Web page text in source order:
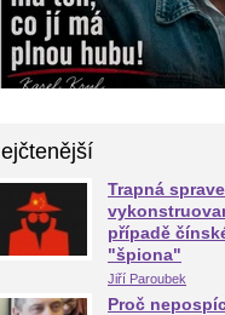
Trapná
případě
"špiona"
Jiří Paroubek
Proč